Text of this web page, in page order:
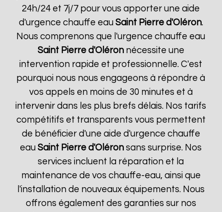
24h/24 et 7j/7 pour vous apporter une aide
d'urgence chauffe eau Saint Pierre d'Oléron.
Nous comprenons que l'urgence chauffe eau
Saint Pierre d'Oléronnécessite une
intervention rapide et professionnelle. C'est
pourquoi nous nous engageons à répondre à
vos appels en moins de 30 minutes et à
intervenir dans les plus brefs délais. Nos tarifs
compétitifs et transparents vous permettent
de bénéficier d'une aide d'urgence chauffe
eauSaint Pierre d'Oléron sans surprise. Nos
services incluent la réparation et la
maintenance de vos chauffe-eau, ainsi que
l'installation de nouveaux équipements. Nous
offrons également des garanties sur nos